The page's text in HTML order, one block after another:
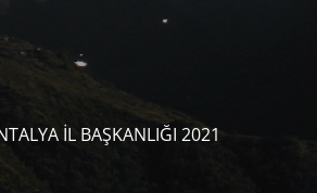
İL BAŞKANLIĞI 2021